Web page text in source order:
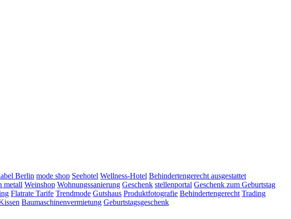
Berlin mode shop Seehotel Wellness-Hotel Behindertengerecht ausgestattet
metall Weinshop Wohnungssanierung Geschenk stellenportal Geschenk zum Geburtstag
Flatrate Tarife Trendmode Gutshaus Produktfotografie Behindertengerecht Trading
Baumaschinenvermietung Geburtstagsgeschenk